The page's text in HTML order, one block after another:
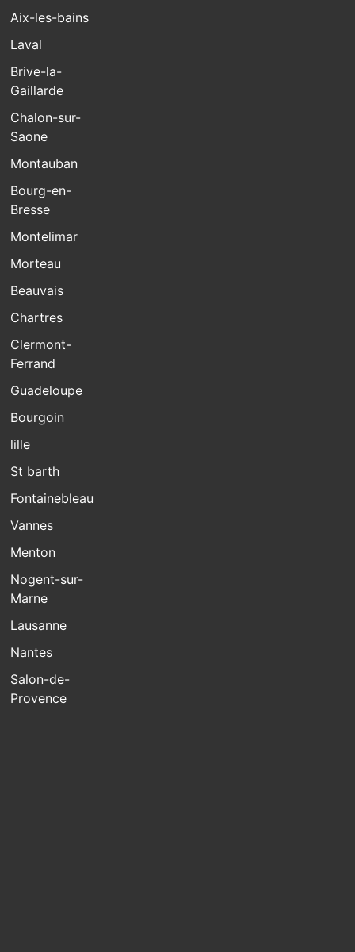
Aix-les-bains
Laval
Brive-la-
Gaillarde
Chalon-sur-
Saone
Montauban
Bourg-en-
Bresse
Montelimar
Morteau
Beauvais
Chartres
Clermont-
Ferrand
Guadeloupe
Bourgoin
lille
St barth
Fontainebleau
Vannes
Menton
Nogent-sur-
Marne
Lausanne
Nantes
Salon-de-
Provence